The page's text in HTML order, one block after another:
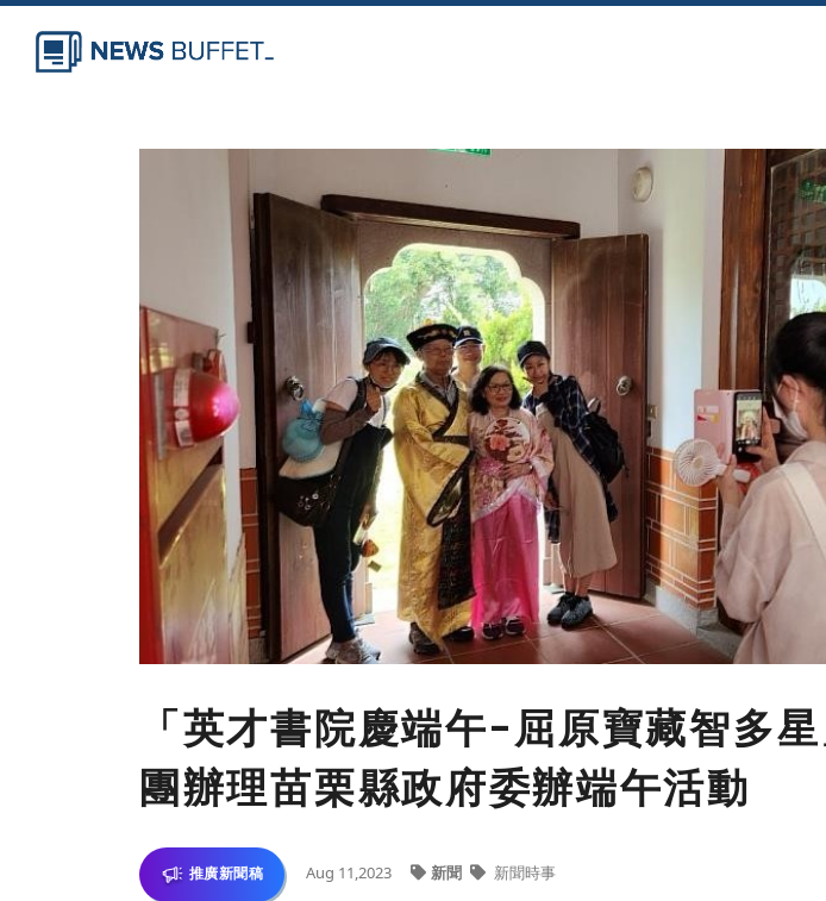
「英才書院慶端午-屈原寶藏智多
團辦理苗栗縣政府委辦端午活動
推廣新聞稿 Aug 11,2023 新聞 新聞時事